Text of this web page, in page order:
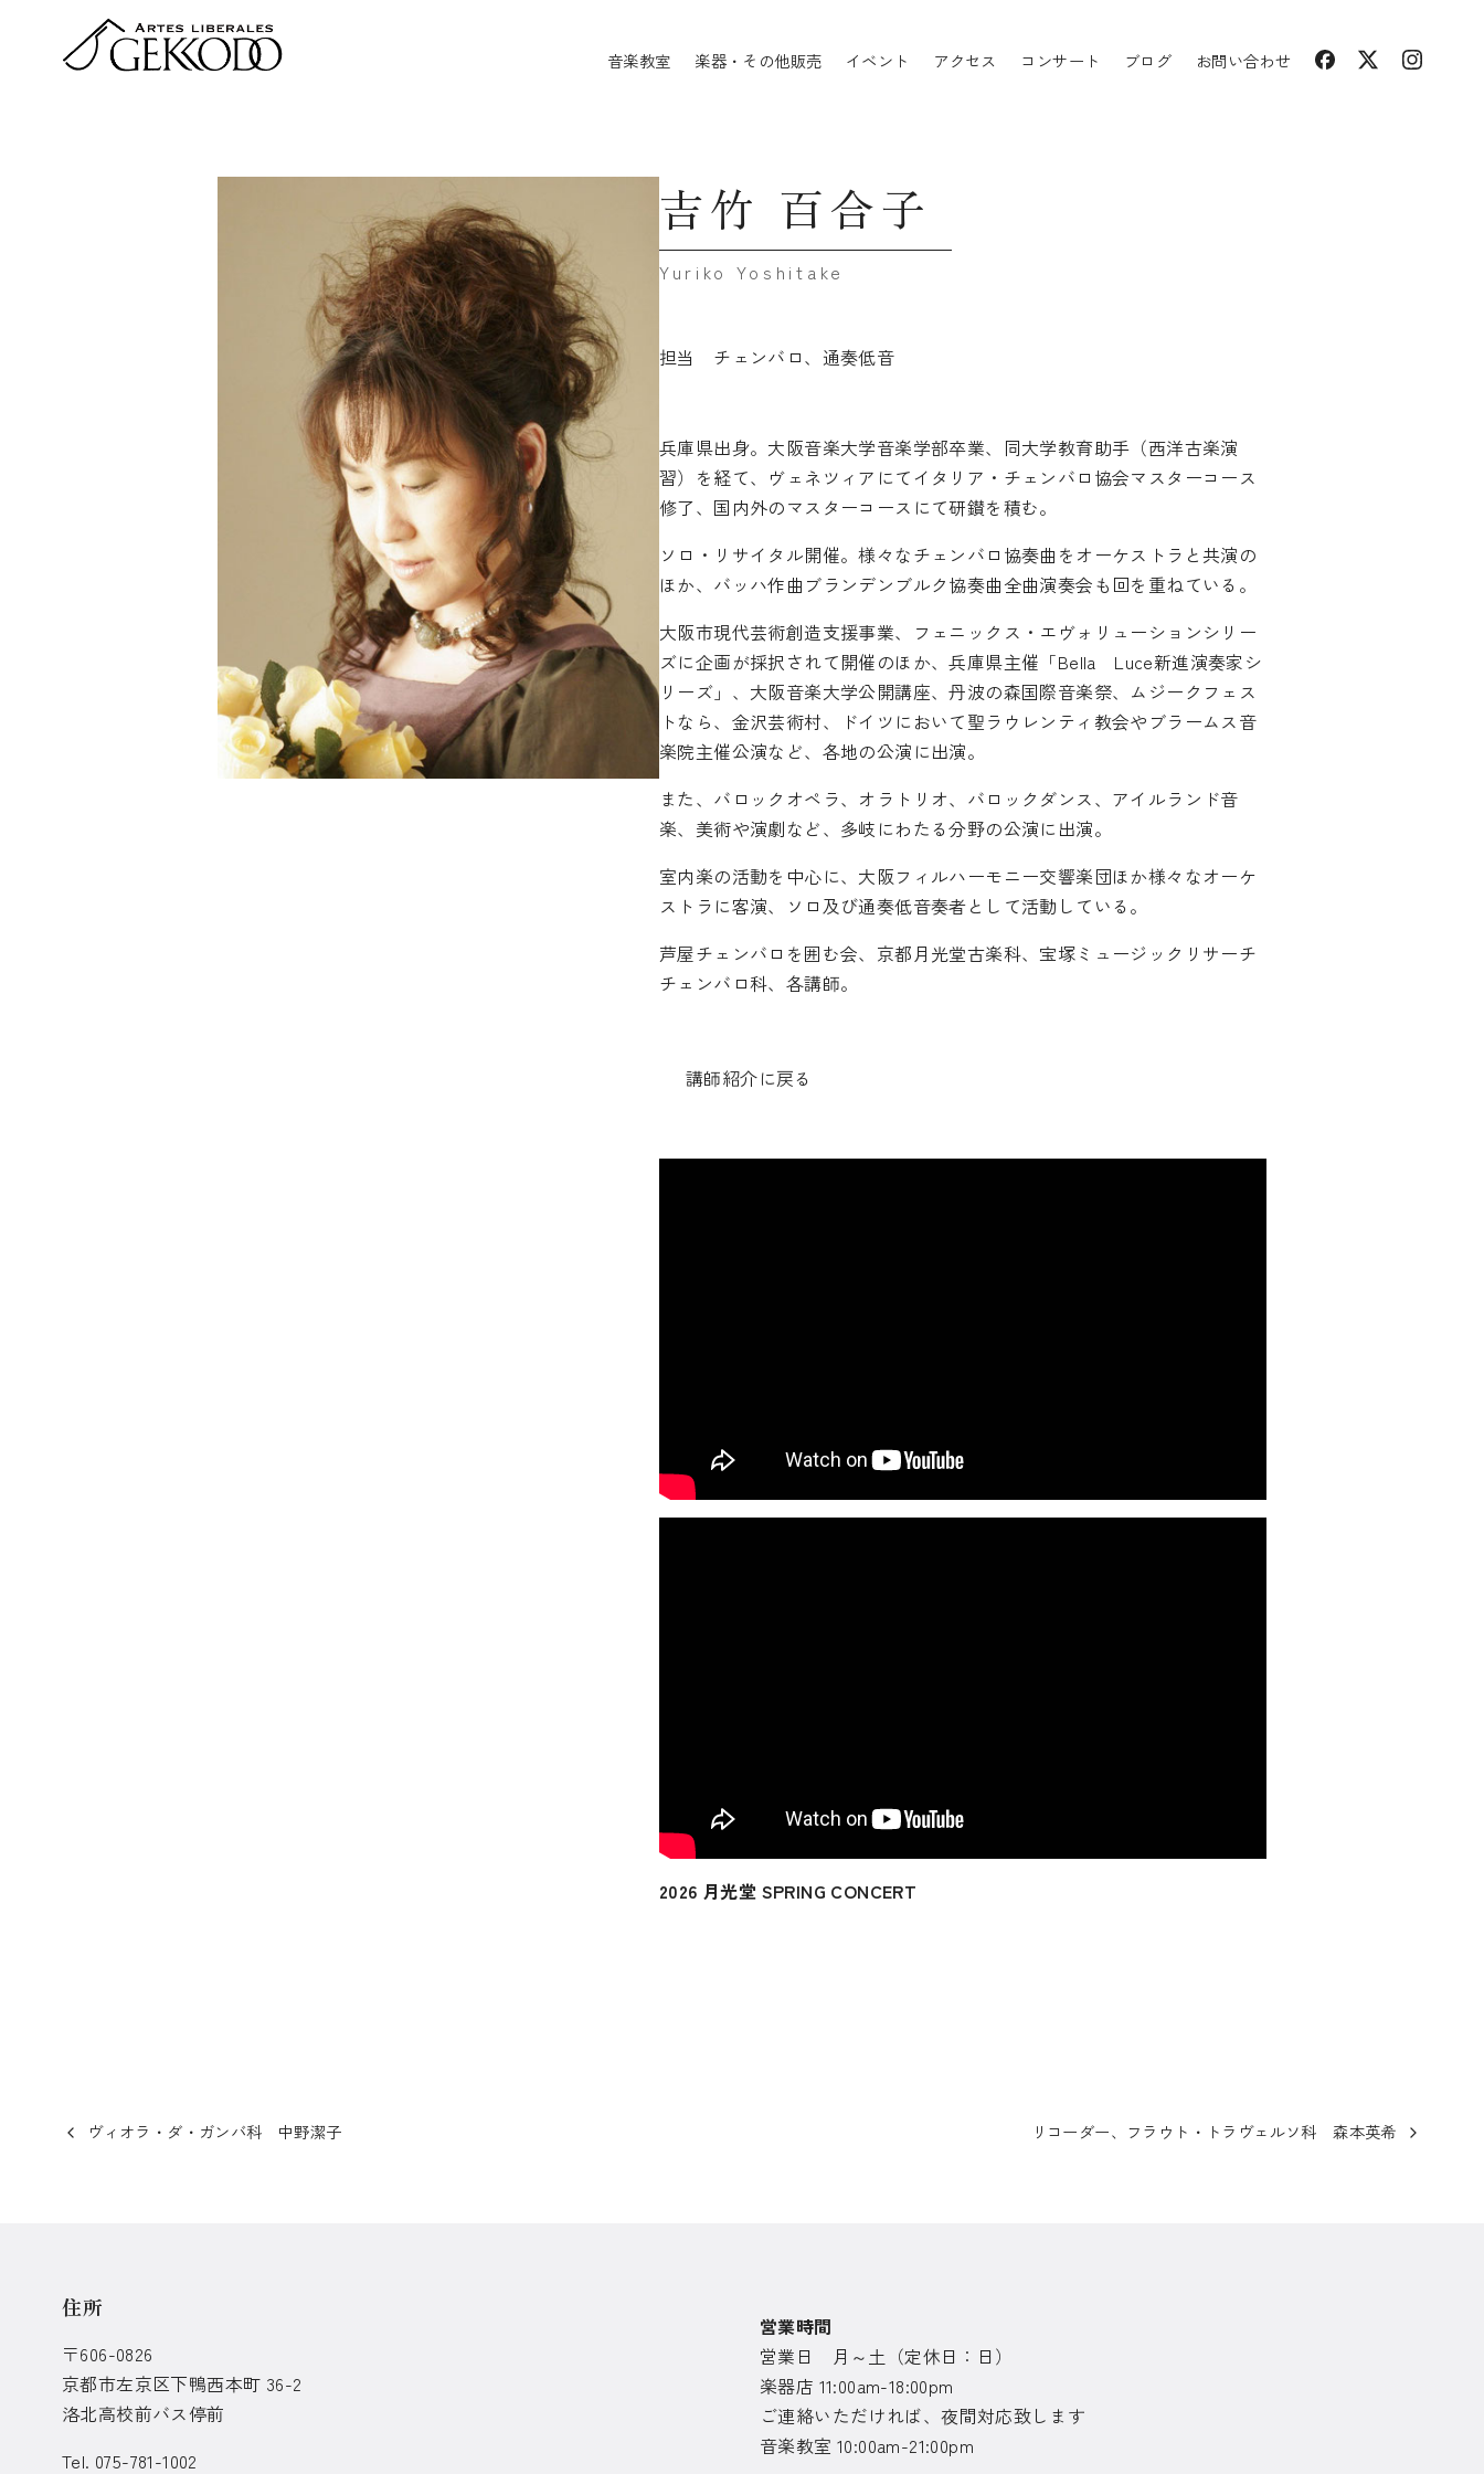
音楽教室 楽器・その他販売 イベント アクセス コンサート ブログ お問い合わせ
吉竹 百合子
担当 チェンバロ、通奏低音
兵庫県出身。大阪音楽大学音楽学部卒業、同大学教育助手（西洋古楽演
習）を経て、ヴェネツィアにてイタリア・チェンバロ協会マスターコース
修了、国内外のマスターコースにて研鑚を積む。
ソロ・リサイタル開催。様々なチェンバロ協奏曲をオーケストラと共演の
ほか、バッハ作曲ブランデンブルク協奏曲全曲演奏会も回を重ねている。
大阪市現代芸術創造支援事業、フェニックス・エヴォリューションシリー
ズに企画が採択されて開催のほか、兵庫県主催「Bella Luce新進演奏家シ
リーズ」、大阪音楽大学公開講座、丹波の森国際音楽祭、ムジークフェス
トなら、金沢芸術村、ドイツにおいて聖ラウレンティ教会やブラームス音
楽院主催公演など、各地の公演に出演。
また、バロックオペラ、オラトリオ、バロックダンス、アイルランド音
楽、美術や演劇など、多岐にわたる分野の公演に出演。
室内楽の活動を中心に、大阪フィルハーモニー交響楽団ほか様々なオーケ
ストラに客演、ソロ及び通奏低音奏者として活動している。
芦屋チェンバロを囲む会、京都月光堂古楽科、宝塚ミュージックリサーチ
チェンバロ科、各講師。
講師紹介に戻る
2026 月光堂 SPRING CONCERT
ヴィオラ・ダ・ガンバ科 中野潔子 リコーダー、フラウト・トラヴェルソ科 森本英希
住所
〒606-0826
京都市左京区下鴨西本町 36-2
洛北高校前バス停前
Tel. 075-781-1002
営業時間
営業日 月～土（定休日：日）
楽器店 11:00am-18:00pm
ご連絡いただければ、夜間対応致します
音楽教室 10:00am-21:00pm